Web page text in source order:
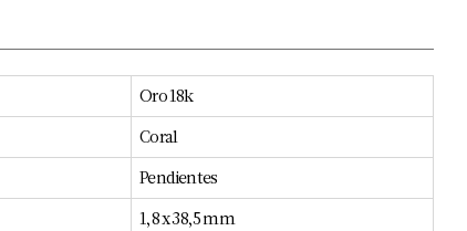
Oro 18k
Coral
Pendientes
1,8 x 38,5 mm